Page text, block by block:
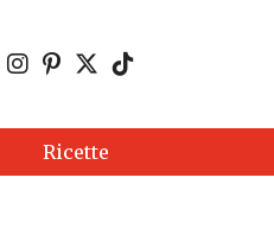
Ricette